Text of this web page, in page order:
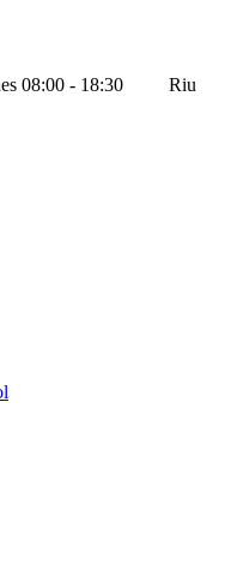
08:00 - 18:30
Riu